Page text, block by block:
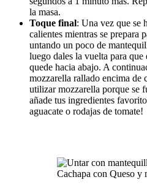
la masa.
Toque final: Una vez que se
calientes mientras se prepara
untando un poco de
luego dales la vuelta para
quede hacia abajo. A
mozzarella rallado encima de
utilizar mozzarella porque se
añade tus ingredientes
aguacate o rodajas de tomate!
Cachapa con Queso y